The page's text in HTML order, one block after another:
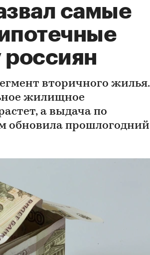
самые
вторичного жилья.
жилищное
а выдача по
обновила прошлогодний